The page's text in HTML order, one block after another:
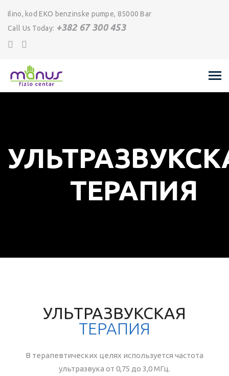
Ilino, kod EKO benzinske pumpe, 85000 Bar
Call Us Today: +382 67 300 453
ТЕРАПИЯ
УЛЬТРАЗВУКСКАЯ
ТЕРАПИЯ
В терапевтических целях используется частота
ультразвука от 0,75 до 3,0 МГц.